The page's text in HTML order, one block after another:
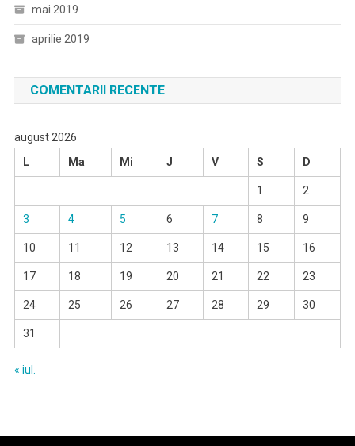
mai 2019
aprilie 2019
COMENTARII RECENTE
august 2026
L
Ma Mi J V S D
1 2
3 4 5 6 7 8 9
10 11 12 13 14 15 16
17 18 19 20 21 22 23
24 25 26 27 28 29 30
31
« iul.